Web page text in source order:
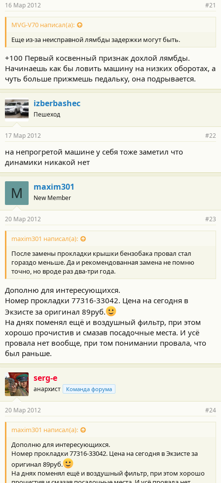
16 Мар 2012 #21
MVG-V70 написал(а):
Еще из-за неисправной лямбды задержки могут быть.
+100 Первый косвенный признак дохлой лямбды.
Начинаешь как бы ловить машину на низких оборотах, а
чуть больше прижмешь педальку, она подрывается.
izberbashec
Пешеход
17 Мар 2012 #22
на непрогретой машине у себя тоже заметил что
динамики никакой нет
M maxim301
New Member
20 Мар 2012 #23
maxim301 написал(а):
После замены прокладки крышки бензобака провал стал
гораздо меньше. Да и рекомендованная замена не помню
точно, но вроде раз два-три года.
Дополню для интересующихся.
Номер прокладки 77316-33042. Цена на сегодня в
Экзисте за оригинал 89руб.
На днях поменял ещё и воздушный фильтр, при этом
хорошо прочистив и смазав посадочные места. И усё
провала нет вообще, при том понимании провала, что
был раньше.
serg-e
анархист Команда форума
20 Мар 2012 #24
maxim301 написал(а):
Дополню для интересующихся.
Номер прокладки 77316-33042. Цена на сегодня в Экзисте за
оригинал 89руб.
На днях поменял ещё и воздушный фильтр, при этом хорошо